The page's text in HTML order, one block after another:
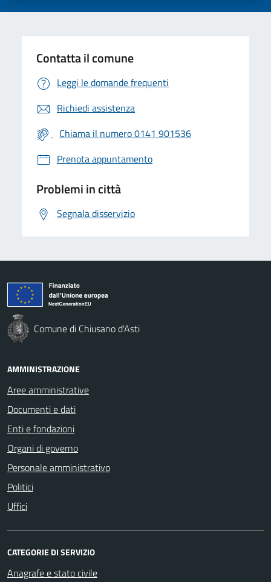
Contatta il comune
Leggi le domande frequenti
Richiedi assistenza
Chiama il numero 0141 901536
Prenota appuntamento
Problemi in città
Segnala disservizio
Comune di Chiusano d'Asti
AMMINISTRAZIONE
Aree amministrative
Documenti e dati
Enti e fondazioni
Organi di governo
Personale amministrativo
Politici
Uffici
CATEGORIE DI SERVIZIO
Anagrafe e stato civile